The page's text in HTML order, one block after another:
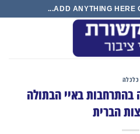
ADD ANYTHING HERE
כלכלה
בהתרחבות באיי הבתולה
הברית